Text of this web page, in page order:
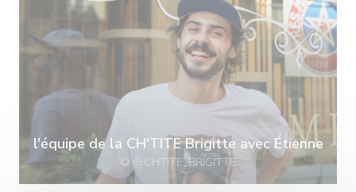
l'équipe de la CH'TITE Brigitte avec Étienne
© @CHTITE_BRIGITTE